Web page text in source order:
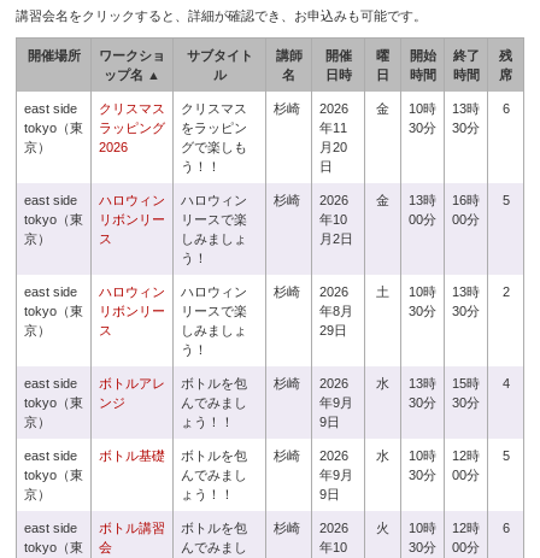
講習会名をクリックすると、詳細が確認でき、お申込みも可能です。
開催場所
ワークショ
ップ名 ▲
サブタイト
ル
講師
名
開催
日時
曜
日
開始
時間
終了
時間
残
席
east side
tokyo（東
京）
クリスマス
ラッピング
2026
クリスマス
をラッピン
グで楽しも
う！！
杉崎
2026
年11
月20
日
金
10時
30分
13時
30分
6
east side
tokyo（東
京）
ハロウィン
リボンリー
ス
ハロウィン
リースで楽
しみましょ
う！
杉崎
2026
年10
月2日
金
13時
00分
16時
00分
5
east side
tokyo（東
京）
ハロウィン
リボンリー
ス
ハロウィン
リースで楽
しみましょ
う！
杉崎
2026
年8月
29日
土
10時
30分
13時
30分
2
east side
tokyo（東
京）
ボトルアレ
ンジ
ボトルを包
んでみまし
ょう！！
杉崎
2026
年9月
9日
水
13時
30分
15時
30分
4
east side
tokyo（東
京）
ボトル基礎
ボトルを包
んでみまし
ょう！！
杉崎
2026
年9月
9日
水
10時
30分
12時
00分
5
east side
tokyo（東
ボトル講習
会
ボトルを包
んでみまし
杉崎
2026
年10
火
10時
30分
12時
00分
6